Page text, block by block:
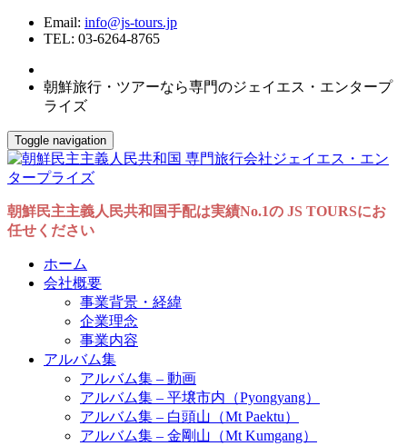
Email: info@js-tours.jp
TEL: 03-6264-8765
朝鮮旅行・ツアーなら専門のジェイエス・エンタープ
ライズ
Toggle navigation
朝鮮民主主義人民共和国手配は実績No.1の JS TOURSにお
任せください
ホーム
会社概要
事業背景・経緯
企業理念
事業内容
アルバム集
アルバム集 – 動画
アルバム集 – 平壌市内（Pyongyang）
アルバム集 – 白頭山（Mt Paektu）
アルバム集 – 金剛山（Mt Kumgang）